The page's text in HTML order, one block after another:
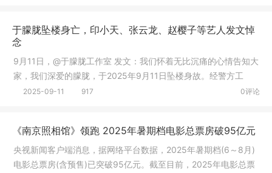
于朦胧坠楼身亡，印小天、张云龙、赵樱子等艺人发文悼
念
9月11日，@于朦胧工作室 发文：我们怀着无比沉痛的心情告知大
家，我们深爱的朦胧，于2025年9月11日坠楼身故。经警方工
作，已排除
0评论
2025-09-11 917
《南京照相馆》领跑 2025年暑期档电影总票房破95亿元
央视新闻客户端消息，据网络平台数据，2025年暑期档(6～8月)
电影总票房(含预售)已突破95亿元。截至目前，2025年电影总票